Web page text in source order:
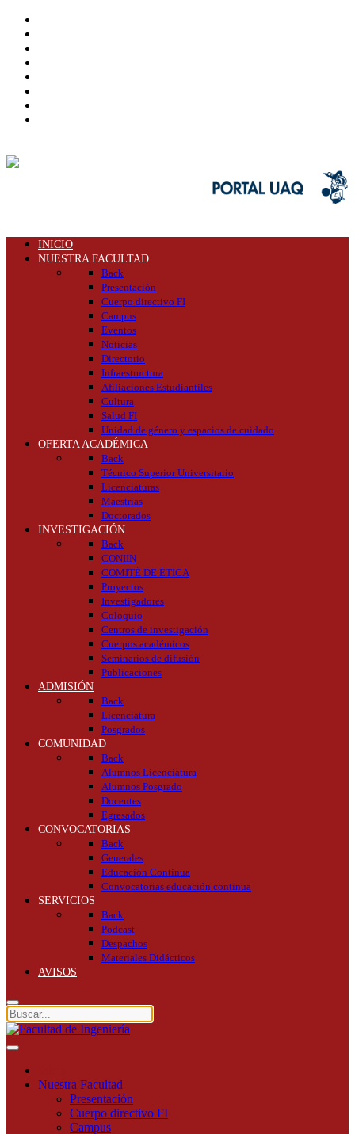
INICIO
NUESTRA FACULTAD
Back
Presentación
Cuerpo directivo FI
Campus
Eventos
Noticias
Directorio
Infraestructura
Afiliaciones Estudiantiles
Cultura
Salud FI
Unidad de género y espacios de cuidado
OFERTA ACADÉMICA
Back
Técnico Superior Universitario
Licenciaturas
Maestrías
Doctorados
INVESTIGACIÓN
Back
CONIIN
COMITÉ DE ÉTICA
Proyectos
Investigadores
Coloquio
Centros de investigación
Cuerpos académicos
Seminarios de difusión
Publicaciones
ADMISIÓN
Back
Licenciatura
Posgrados
COMUNIDAD
Back
Alumnos Licenciatura
Alumnos Posgrado
Docentes
Egresados
CONVOCATORIAS
Back
Generales
Educación Continua
Convocatorias educación continua
SERVICIOS
Back
Podcast
Despachos
Materiales Didácticos
AVISOS
Nuestra Facultad
Presentación
Cuerpo directivo FI
Campus